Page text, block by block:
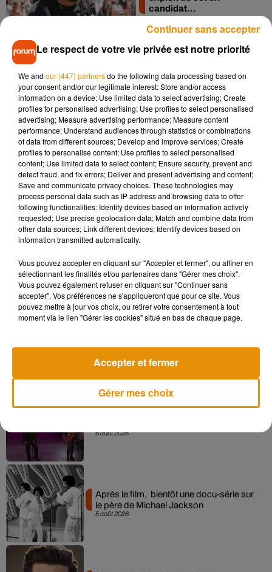
candidat...
Ecouter de la musique
réduit le risque de
démence.
Musique
6 août 2026
5 août 2026
Après le film, bientôt une docu-série sur
le père de Michael Jackson
Le respect de votre vie privée est notre priorité
We and our (447) partnersdo the following data processing based on
your consent and/or our legitimate interest: Store and/or access
information on a device; Use limited data to select advertising; Create
profiles for personalised advertising; Use profiles to select personalised
advertising; Measure advertising performance; Measure content
performance; Understand audiences through statistics or combinations
of data from different sources; Develop and improve services; Create
profiles to personalise content; Use profiles to select personalised
content; Use limited data to select content; Ensure security, prevent and
detect fraud, and fix errors; Deliver and present advertising and content;
Save and communicate privacy choices. These technologies may
process personal data such as IP address and browsing data to offer
following functionalities: Identify devices based on information actively
requested; Use precise geolocation data; Match and combine data from
other data sources; Link different devices; Identify devices based on
information transmitted automatically.
Vous pouvez accepter en cliquant sur "Accepter et fermer", ou affiner en
sélectionnant les finalités et/ou partenaires dans "Gérer mes choix".
Vous pouvez également refuser en cliquant sur "Continuer sans
accepter". Vos préférences ne s'appliqueront que pour ce site. Vous
pouvez mettre à jour vos choix, ou retirer votre consentement à tout
moment via le lien "Gérer les cookies" situé en bas de chaque page.
Gérer mes choix
Accepter et fermer
Continuer sans accepter